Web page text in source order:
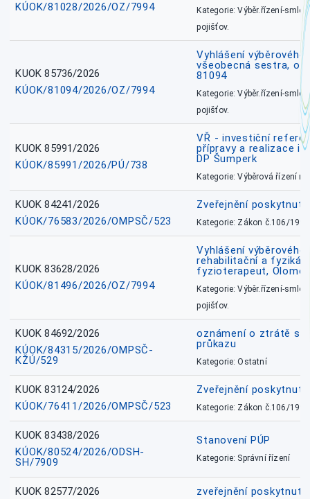
KÚOK/81028/2026/OZ/7994
Kategorie: Výběr.řízení-
pojišťov.
KUOK 85736/2026
KÚOK/81094/2026/OZ/7994
Vyhlášení
všeobecná sestra,
81094
Kategorie: Výběr.řízení-
pojišťov.
KUOK 85991/2026
KÚOK/85991/2026/PÚ/738
VŘ - investiční
přípravy a realizace
DP Šumperk
Kategorie: Výběrová řízení
KUOK 84241/2026
KÚOK/76583/2026/OMPSČ/523
Zveřejnění
Kategorie: Zákon č.106/1999
KUOK 83628/2026
KÚOK/81496/2026/OZ/7994
Vyhlášení
rehabilitační a
fyzioterapeut,
Kategorie: Výběr.řízení-
pojišťov.
KUOK 84692/2026
KÚOK/84315/2026/OMPSČ-
KŽÚ/529
oznámení o ztrátě
průkazu
Kategorie: Ostatní
KUOK 83124/2026
KÚOK/76411/2026/OMPSČ/523
Zveřejnění
Kategorie: Zákon č.106/1999
KUOK 83438/2026
KÚOK/80524/2026/ODSH-
SH/7909
Stanovení PÚP
Kategorie: Správní řízení
KUOK 82577/2026
zveřejnění